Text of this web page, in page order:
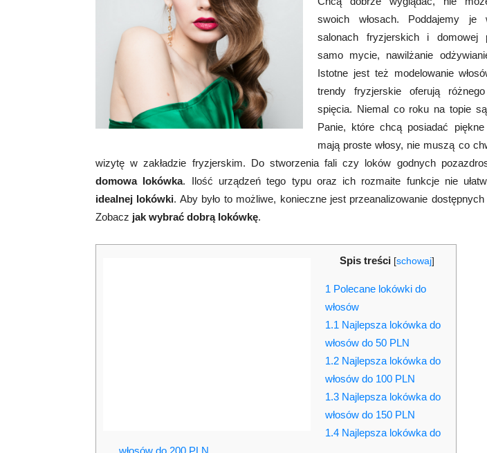
swoich włosach. Poddajemy je
salonach fryzjerskich i domowej
samo mycie, nawilżanie
Istotne jest też modelowanie
trendy fryzjerskie oferują
spięcia. Niemal co roku na topie
Panie, które chcą posiadać
mają proste włosy, nie muszą co
wizytę w zakładzie fryzjerskim. Do stworzenia fali czy loków godnych
domowa lokówka. Ilość urządzeń tego typu oraz ich rozmaite funkcje nie
idealnej lokówki. Aby było to możliwe, konieczne jest przeanalizowanie
Zobacz jak wybrać dobrą lokówkę.
Spis treści [schowaj]
1 Polecane lokówki do
włosów
1.1 Najlepsza lokówka do
włosów do 50 PLN
1.2 Najlepsza lokówka do
włosów do 100 PLN
1.3 Najlepsza lokówka do
włosów do 150 PLN
1.4 Najlepsza lokówka do